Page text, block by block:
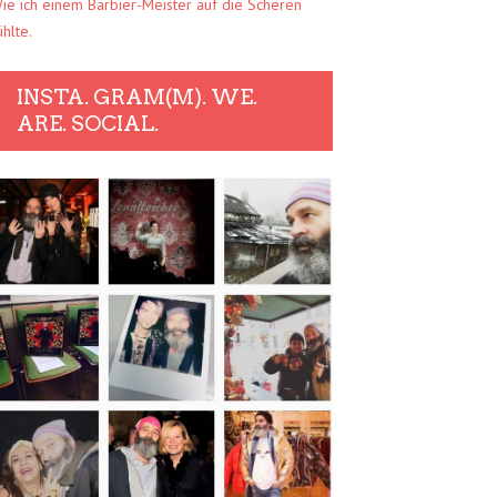
ich einem Barbier-Meister auf die Scheren
INSTA. GRAM(M). WE.
ARE. SOCIAL.